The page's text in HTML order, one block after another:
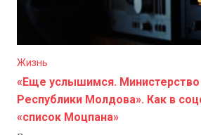
Жизнь
«Еще услышимся.
Республики Молдова». Как в
«список Моцпана»